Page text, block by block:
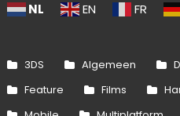
NL EN FR
3DS Algemeen
Feature
Films